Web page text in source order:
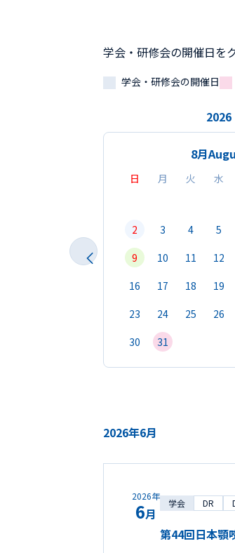
学会・研修会の開催日を
学会・研修会の開催日
2026
8月
日 月 火 水
2
3 4 5
9
10 11 12
16
17 18 19
23
24 25 26
30
31
2026年6月
2026年
6月
学会 DR
第44回日本